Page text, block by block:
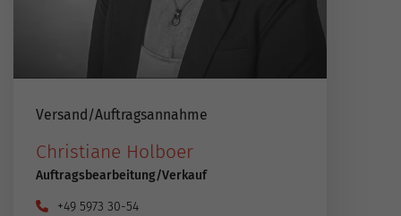
Versand​/​Auftragsannahme
Christiane Holboer
Auftragsbearbeitung​/​Verkauf
+49 5973 30-54